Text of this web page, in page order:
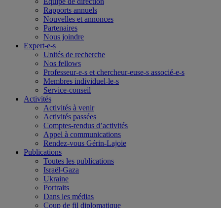
Rapports annuels
Nouvelles et annonces
Partenaires
Nous joindre
Expert-e-s
Unités de recherche
Nos fellows
Professeur-e-s et chercheur-euse-s associé-e-s
Membres individuel-le-s
Service-conseil
Activités
Activités à venir
Activités passées
Comptes-rendus d’activités
Appel à communications
Rendez-vous Gérin-Lajoie
Publications
Toutes les publications
Israël-Gaza
Ukraine
Portraits
Dans les médias
Coup de fil diplomatique